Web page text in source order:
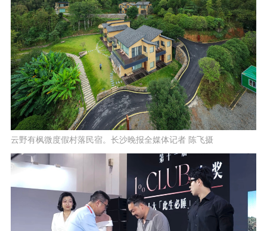
云野有枫微度假村落民宿。长沙晚报全媒体记者 陈飞摄